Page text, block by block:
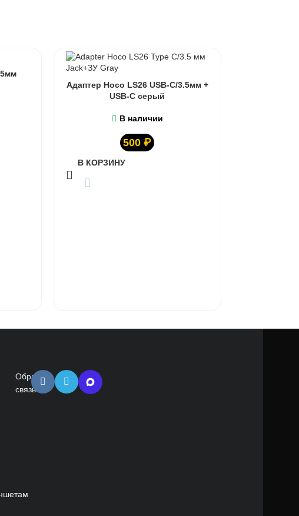
Адаптер Hoco LS26 USB-C/3.5мм +
USB-C серый
В наличии
500₽
В КОРЗИНУ
Обратная
связь